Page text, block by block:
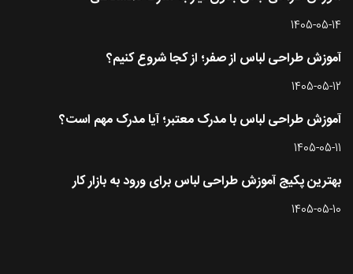
1405-05-14
آموزش طراحی لباس از صفر؛ از کجا شروع کنیم؟
1405-05-12
آموزش طراحی لباس با مدرک معتبر؛ آیا مدرک مهم است؟
1405-05-11
بهترین پکیج آموزش طراحی لباس برای ورود به بازار کار
1405-05-10